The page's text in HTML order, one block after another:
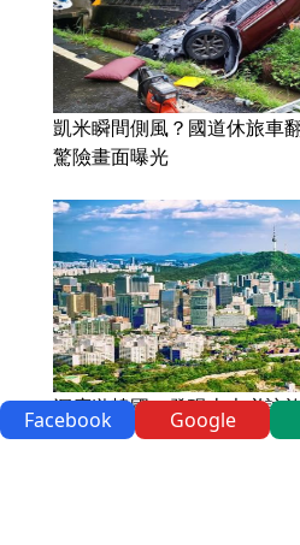
凱米瞬間側風？國道休旅車
驚險畫面曝光
深度遊韓國：發現十大必訪
Facebook Google